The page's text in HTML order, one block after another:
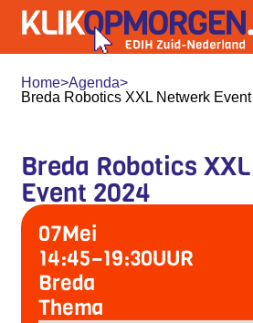
Home>Agenda>
Breda Robotics XXL Netwerk
Breda Robotics
Event 2024
07Mei
14:45–19:30UUR
Breda
Thema